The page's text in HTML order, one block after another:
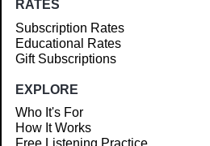
RATES
Subscription Rates
Educational Rates
Gift Subscriptions
EXPLORE
Who It's For
How It Works